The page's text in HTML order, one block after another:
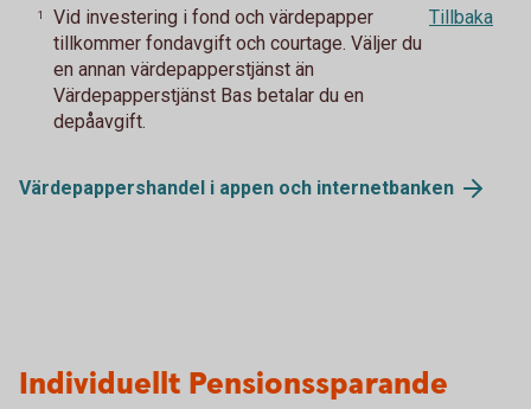
1
Vid investering i fond och värdepapper
tillkommer fondavgift och courtage. Väljer du
en annan värdepapperstjänst än
Värdepapperstjänst Bas betalar du en
depåavgift.
Tillbaka
Värdepappershandel i appen och internetbanken
Individuellt Pensionssparande